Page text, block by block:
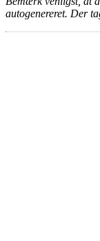
autogenereret. Der